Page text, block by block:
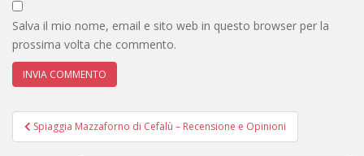
Salva il mio nome, email e sito web in questo browser per la
prossima volta che commento.
Navigazione
articoli
Spiaggia Mazzaforno di Cefalù – Recensione e Opinioni